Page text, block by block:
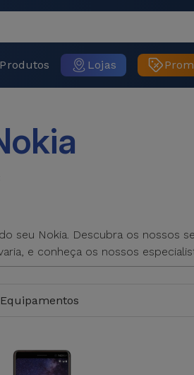
Produtos Lojas
seu Nokia. Descubra os nossos
e conheça os nossos